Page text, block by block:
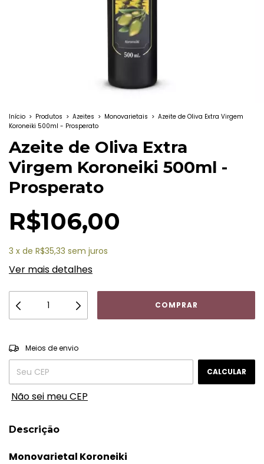
Início > Produtos > Azeites > Monovarietais > Azeite de Oliva Extra Virgem
Koroneiki 500ml - Prosperato
Azeite de Oliva Extra
Virgem Koroneiki 500ml -
Prosperato
R$106,00
3 x de R$35,33 sem juros
Ver mais detalhes
Entregas para o CEP:
Meios de envio
CALCULAR
Não sei meu CEP
Descrição
Monovarietal Koroneiki